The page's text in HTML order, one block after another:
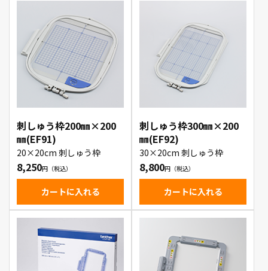
刺しゅう枠200㎜×200
㎜(EF91)
20×20cm 刺しゅう枠
8,250
カートに入れる
刺しゅう枠300㎜×200
㎜(EF92)
30×20cm 刺しゅう枠
8,800
カートに入れる